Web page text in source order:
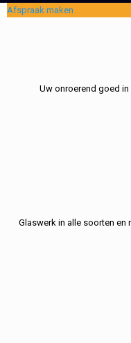
Afspraak maken
Uw onroerend goed
Glaswerk in alle soorten en